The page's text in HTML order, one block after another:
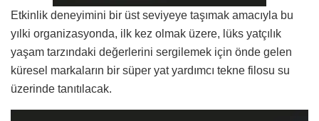
Etkinlik deneyimini bir üst seviyeye taşımak amacıyla bu
yılki organizasyonda, ilk kez olmak üzere, lüks yatçılık
yaşam tarzındaki değerlerini sergilemek için önde gelen
küresel markaların bir süper yat yardımcı tekne filosu su
üzerinde tanıtılacak.